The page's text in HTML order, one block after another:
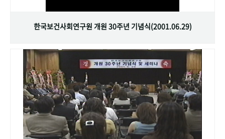
한국보건사회연구원 개원 30주년 기념식(2001.06.29)